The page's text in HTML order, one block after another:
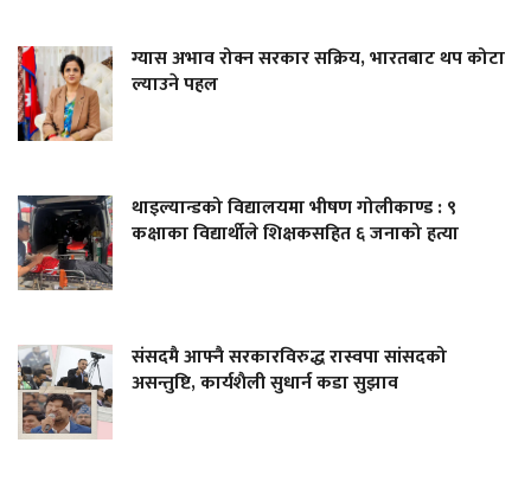
ग्यास अभाव रोक्न सरकार सक्रिय, भारतबाट थप कोटा
ल्याउने पहल
थाइल्यान्डको विद्यालयमा भीषण गोलीकाण्ड : ९
कक्षाका विद्यार्थीले शिक्षकसहित ६ जनाको हत्या
संसदमै आफ्नै सरकारविरुद्ध रास्वपा सांसदको
असन्तुष्टि, कार्यशैली सुधार्न कडा सुझाव